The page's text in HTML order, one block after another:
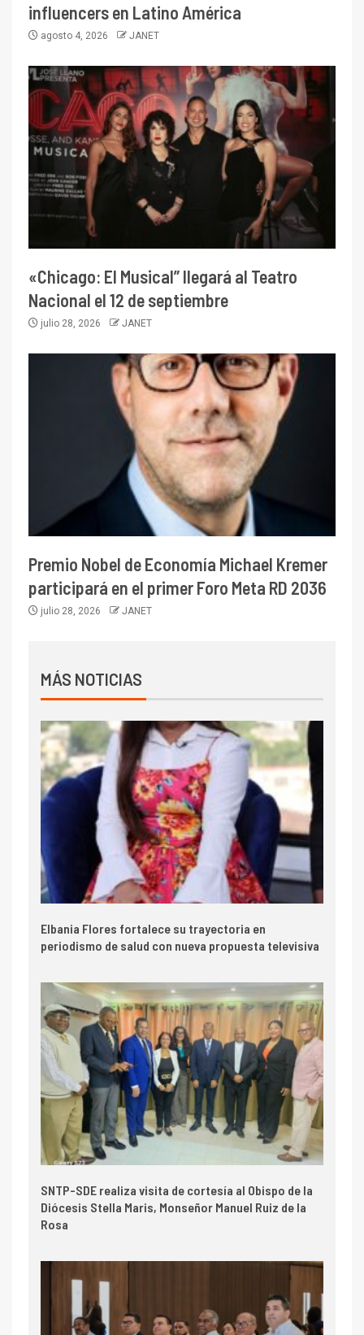
influencers en Latino América
agosto 4, 2026 JANET
«Chicago: El Musical” llegará al Teatro
Nacional el 12 de septiembre
julio 28, 2026 JANET
Premio Nobel de Economía Michael Kremer
participará en el primer Foro Meta RD 2036
julio 28, 2026 JANET
MÁS NOTICIAS
Elbania Flores fortalece su trayectoria en
periodismo de salud con nueva propuesta televisiva
SNTP-SDE realiza visita de cortesía al Obispo de la
Diócesis Stella Maris, Monseñor Manuel Ruiz de la
Rosa